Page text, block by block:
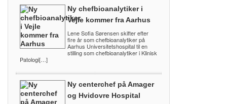
Ny chefbioanalytiker i
Vejle kommer fra Aarhus
Lene Sofia Sørensen skifter efter
fire år som chefbioanalytiker på
Aarhus Universitetshospital til en
stilling som chefbioanalytiker i Klinisk
Patologi[…]
Ny centerchef på Amager
og Hvidovre Hospital